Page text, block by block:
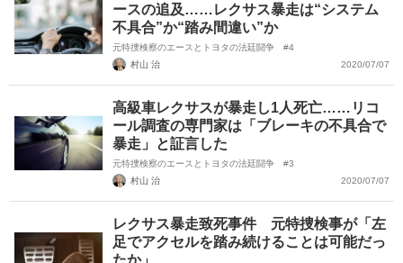
ースの追及……レクサス暴走は“システム
不具合”か“踏み間違い”か
元特捜検察のエースとトヨタの法廷闘争 #4
村山 治
2020/07/07
高級車レクサスが暴走し1人死亡……リコ
ール調査の専門家は「ブレーキの不具合で
暴走」と証言した
元特捜検察のエースとトヨタの法廷闘争 #3
村山 治
2020/07/07
レクサス暴走致死事件 元特捜検事が「左
足でアクセルを踏み続けることは可能だっ
たか」